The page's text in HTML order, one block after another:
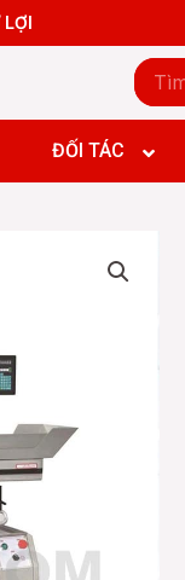
for:
ngang CNC
đứng CNC
ngang CNC
phay giường CNC
Doa Boring and
ĐỐI TÁC
tiện ngang CNC
giường CNC
Doa Boring and